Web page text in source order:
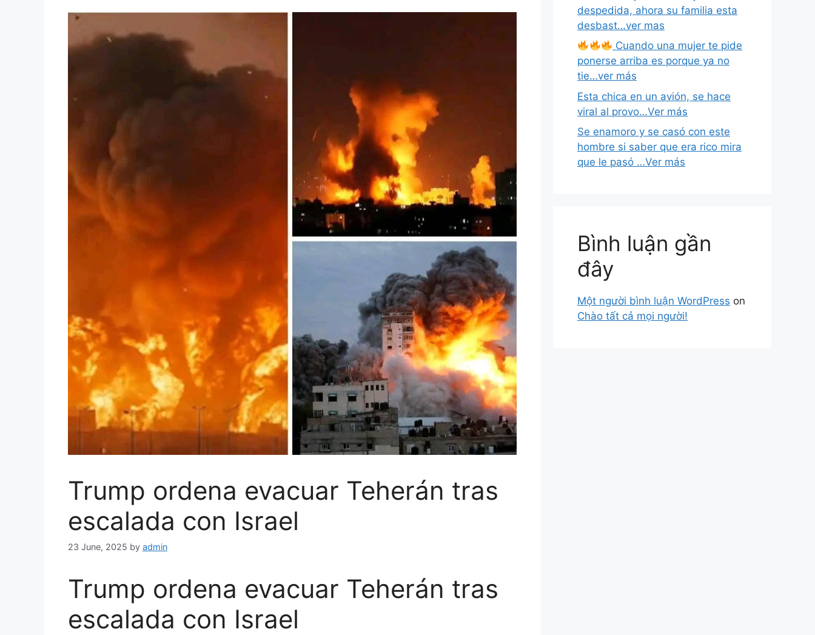
Trump ordena evacuar Teherán tras
escalada con Israel
23 June, 2025 by admin
Trump ordena evacuar Teherán tras
escalada con Israel
despedida, ahora su familia esta
desbast…ver mas
Cuando una mujer te pide
ponerse arriba es porque ya no
tie…ver más
Esta chica en un avión, se hace
viral al provo…Ver más
Se enamoro y se casó con este
hombre si saber que era rico mira
que le pasó …Ver más
Bình luận gần
đây
Một người bình luận WordPress on
Chào tất cả mọi người!